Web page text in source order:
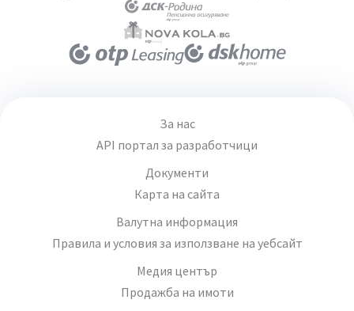
За нас
API портал за разработчици
Документи
Карта на сайта
Валутна информация
Правила и условия за използване на уебсайт
Медия център
Продажба на имоти